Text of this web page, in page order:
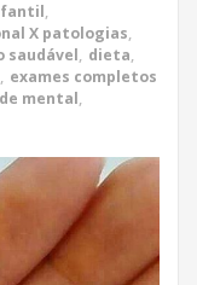
,
X patologias,
saudável, dieta,
, exames completos
mental,